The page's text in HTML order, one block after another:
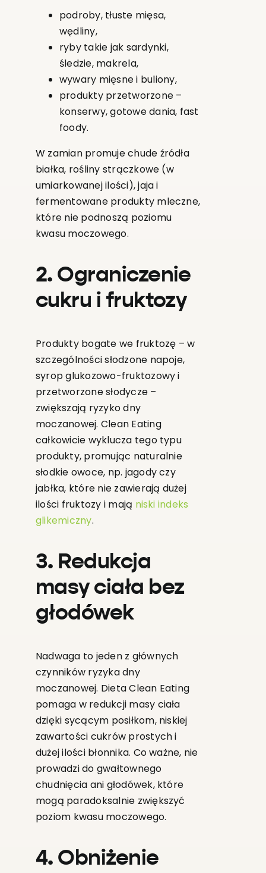
podroby, tłuste mięsa,
wędliny,
ryby takie jak sardynki,
śledzie, makrela,
wywary mięsne i buliony,
produkty przetworzone –
konserwy, gotowe dania, fast
foody.
W zamian promuje chude źródła
białka, rośliny strączkowe (w
umiarkowanej ilości), jaja i
fermentowane produkty mleczne,
które nie podnoszą poziomu
kwasu moczowego.
2. Ograniczenie
cukru i fruktozy
Produkty bogate we fruktozę – w
szczególności słodzone napoje,
syrop glukozowo-fruktozowy i
przetworzone słodycze –
zwiększają ryzyko dny
moczanowej. Clean Eating
całkowicie wyklucza tego typu
produkty, promując naturalnie
słodkie owoce, np. jagody czy
jabłka, które nie zawierają dużej
ilości fruktozy i mają niski indeks
glikemiczny.
3. Redukcja
masy ciała bez
głodówek
Nadwaga to jeden z głównych
czynników ryzyka dny
moczanowej. Dieta Clean Eating
pomaga w redukcji masy ciała
dzięki sycącym posiłkom, niskiej
zawartości cukrów prostych i
dużej ilości błonnika. Co ważne, nie
prowadzi do gwałtownego
chudnięcia ani głodówek, które
mogą paradoksalnie zwiększyć
poziom kwasu moczowego.
4. Obniżenie